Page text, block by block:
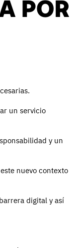
POR
un servicio
y un
nuevo contexto
digital y así